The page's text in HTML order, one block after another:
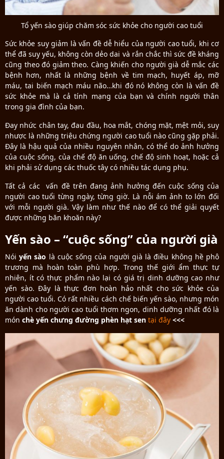
Tổ yến sào giúp chăm sóc sức khỏe cho người cao tuổi
Sức khỏe suy giảm là vấn đề dễ hiểu của người cao tuổi, khi cơ
thể đã suy yếu, không còn dẻo dai và rắn chắc thì sức đề kháng
cũng theo đó giảm theo. Càng khiến cho người già dễ mắc các
bệnh hơn, nhất là những bệnh về tim mạch, huyết áp, mỡ
máu, tai biến mạch máu não…khi đó nó không còn là vấn đề
sức khỏe mà là cả tính mạng của bạn và chính người thân
trong gia đình của bạn.
Đay nhức chân tay, đau đầu, hoa mắt, chóng mặt, mệt mỏi, suy
nhược là những triệu chứng người cao tuổi nào cũng gặp phải.
Đây là hậu quả của nhiều nguyên nhân, có thể do ảnh hưởng
của cuộc sống, của chế độ ăn uống, chế độ sinh hoạt, hoặc cả
khi phải sử dụng các thuốc tây có nhiều tác dụng phụ.
Tất cả các vấn đề trên đang ảnh hưởng đến cuộc sống của
người cao tuổi từng ngày, từng giờ. Là nỗi ám ảnh to lớn đối
với mỗi người già. Vậy làm như thế nào để có thể giải quyết
được những băn khoăn này?
Yến sào – “cuộc sống” của người già
Nóiyến sào là cuộc sống của người già là điều không hề phô
trương mà hoàn toàn phù hợp. Trong thế giới ẩm thực tự
nhiên, ít có thực phẩm nào lại có giá trị dinh dưỡng cao như
yến sào. Đây là thực đơn hoàn hảo nhất cho sức khỏe của
người cao tuổi. Có rất nhiều cách chế biến yến sào, nhưng món
ăn dành cho người cao tuổi thơm ngon, dinh dưỡng nhất đó là
món chè yến chưng đường phèn hạt sen tại đây <<<